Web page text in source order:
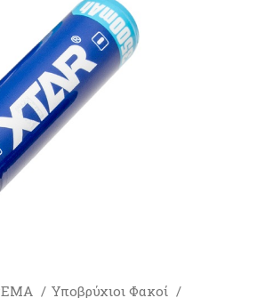
Υποβρύχιοι Φακοί